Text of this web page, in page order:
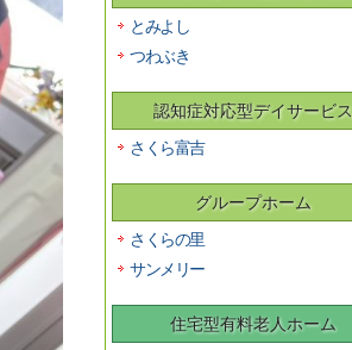
とみよし
つわぶき
認知症対応型デイサービス
さくら富吉
グループホーム
さくらの里
サンメリー
住宅型有料老人ホーム